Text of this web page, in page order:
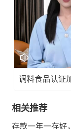
调料食品认证
相关推荐
存款一年一存好